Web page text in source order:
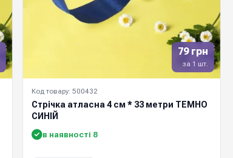
79 грн
за 1 шт.
Код товару: 500432
Стрічка атласна 4 см * 33 метри ТЕМНО
СИНІЙ
в наявності 8